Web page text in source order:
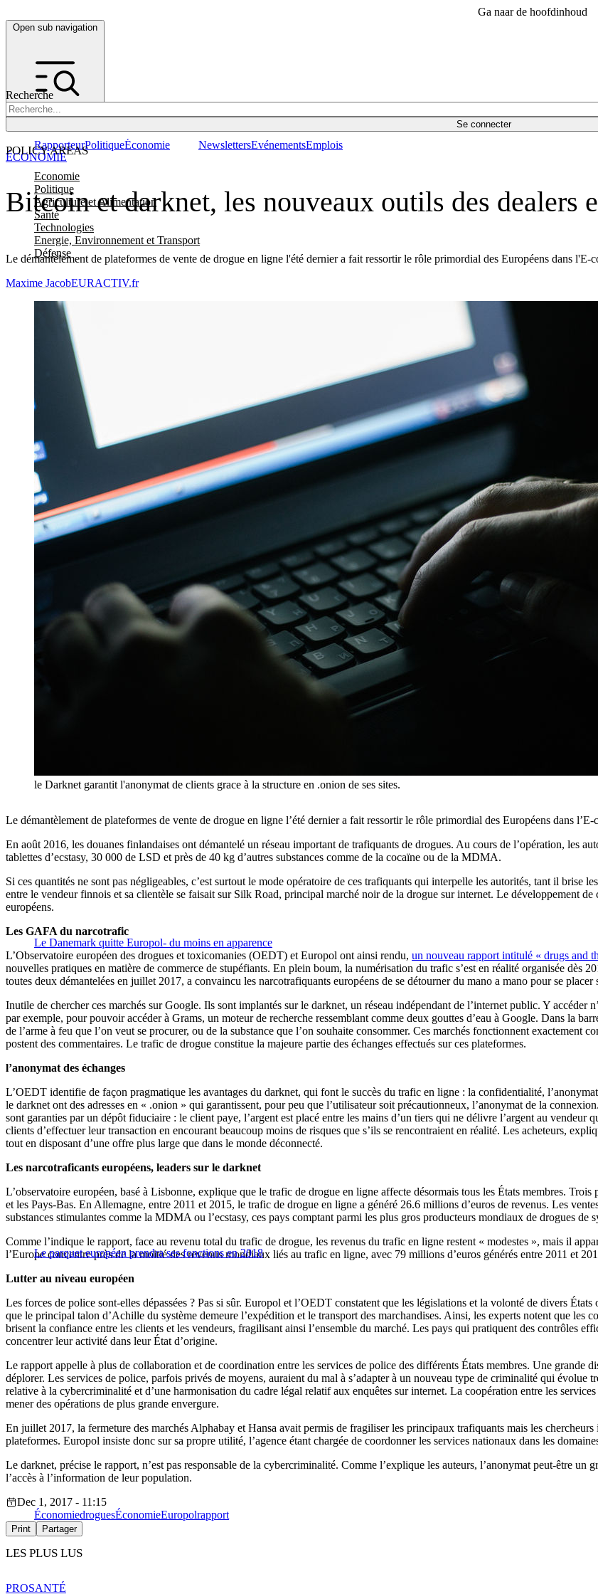
Ga naar de hoofdinhoud
Open sub navigation
Recherche
Se connecter
POLICY AREAS
Economie
Politique
Agriculture et Alimentation
Santé
Technologies
Energie, Environnement et Transport
Défense
RapporteurPolitiqueÉconomie NewslettersEvénementsEmplois
Bitcoin et darknet, les nouveaux outils des dealers
Le démantèlement de plateformes de vente de drogue en ligne l'été dernier a fait ressortir le rôle primordial des Européens dans l'E-
ÉCONOMIE
Maxime JacobEURACTIV.fr
le Darknet garantit l'anonymat de clients grace à la structure en .onion de ses sites.
Le démantèlement de plateformes de vente de drogue en ligne l’été dernier a fait ressortir le rôle primordial des Européens dans l’E-
En août 2016, les douanes finlandaises ont démantelé un réseau important de trafiquants de drogues. Au cours de l’opération, les
tablettes d’ecstasy, 30 000 de LSD et près de 40 kg d’autres substances comme de la cocaïne ou de la MDMA.
Si ces quantités ne sont pas négligeables, c’est surtout le mode opératoire de ces trafiquants qui interpelle les autorités, tant il brise
entre le vendeur finnois et sa clientèle se faisait sur Silk Road, principal marché noir de la drogue sur internet. Le développement de
européens.
Le Danemark quitte Europol- du moins en apparence
Les GAFA du narcotrafic
L’Observatoire européen des drogues et toxicomanies (OEDT) et Europol ont ainsi rendu, un nouveau rapport intitulé « drugs and
nouvelles pratiques en matière de commerce de stupéfiants. En plein boum, la numérisation du trafic s’est en réalité organisée dès
toutes deux démantelées en juillet 2017, a convaincu les narcotrafiquants européens de se détourner du mano a mano pour se placer
Inutile de chercher ces marchés sur Google. Ils sont implantés sur le darknet, un réseau indépendant de l’internet public. Y
par exemple, pour pouvoir accéder à Grams, un moteur de recherche ressemblant comme deux gouttes d’eau à Google. Dans la
de l’arme à feu que l’on veut se procurer, ou de la substance que l’on souhaite consommer. Ces marchés fonctionnent exactement
postent des commentaires. Le trafic de drogue constitue la majeure partie des échanges effectués sur ces plateformes.
l’anonymat des échanges
L’OEDT identifie de façon pragmatique les avantages du darknet, qui font le succès du trafic en ligne : la confidentialité,
le darknet ont des adresses en « .onion » qui garantissent, pour peu que l’utilisateur soit précautionneux, l’anonymat de la
sont garanties par un dépôt fiduciaire : le client paye, l’argent est placé entre les mains d’un tiers qui ne délivre l’argent au
clients d’effectuer leur transaction en encourant beaucoup moins de risques que s’ils se rencontraient en réalité. Les acheteurs,
tout en disposant d’une offre plus large que dans le monde déconnecté.
Les narcotraficants européens, leaders sur le darknet
L’observatoire européen, basé à Lisbonne, explique que le trafic de drogue en ligne affecte désormais tous les États membres.
et les Pays-Bas. En Allemagne, entre 2011 et 2015, le trafic de drogue en ligne a généré 26.6 millions d’euros de revenus. Les
substances stimulantes comme la MDMA ou l’ecstasy, ces pays comptant parmi les plus gros producteurs mondiaux de drogues de
Le parquet européen prendra ses fonctions en 2018
Comme l’indique le rapport, face au revenu total du trafic de drogue, les revenus du trafic en ligne restent « modestes », mais il
l’Europe concentre près de la moitié des revenus mondiaux liés au trafic en ligne, avec 79 millions d’euros générés entre 2011 et
Lutter au niveau européen
Les forces de police sont-elles dépassées ? Pas si sûr. Europol et l’OEDT constatent que les législations et la volonté de divers
que le principal talon d’Achille du système demeure l’expédition et le transport des marchandises. Ainsi, les experts notent que les
brisent la confiance entre les clients et les vendeurs, fragilisant ainsi l’ensemble du marché. Les pays qui pratiquent des contrôles
concentrer leur activité dans leur État d’origine.
Le rapport appelle à plus de collaboration et de coordination entre les services de police des différents États membres. Une grande
déplorer. Les services de police, parfois privés de moyens, auraient du mal à s’adapter à un nouveau type de criminalité qui évolue
relative à la cybercriminalité et d’une harmonisation du cadre légal relatif aux enquêtes sur internet. La coopération entre les
mener des opérations de plus grande envergure.
En juillet 2017, la fermeture des marchés Alphabay et Hansa avait permis de fragiliser les principaux trafiquants mais les chercheurs
plateformes. Europol insiste donc sur sa propre utilité, l’agence étant chargée de coordonner les services nationaux dans les
Le darknet, précise le rapport, n’est pas responsable de la cybercriminalité. Comme l’explique les auteurs, l’anonymat peut-être un
l’accès à l’information de leur population.
Dec 1, 2017 - 11:15
ÉconomiedroguesÉconomieEuropolrapport
Print Partager
LES PLUS LUS
PROSANTÉ